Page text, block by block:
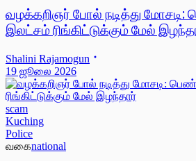
வழக்கறிஞர் போல் நடித்து மோசடி:
இலட்சம் ரிங்கிட்டுக்கும் மேல்
Shalini Rajamogun
19 ஜூலை 2026
scam
Kuching
Police
வகைnational